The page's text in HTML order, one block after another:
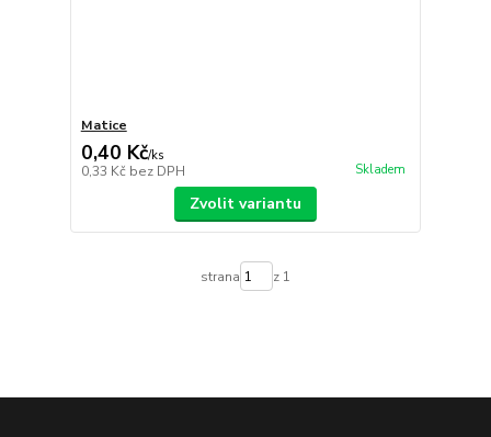
Matice
0,40 Kč/ks
0,33 Kč bez DPH Skladem
Zvolit variantu
strana z 1